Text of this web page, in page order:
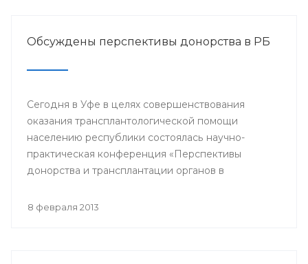
Обсуждены перспективы донорства в РБ
Сегодня в Уфе в целях совершенствования
оказания трансплантологической помощи
населению республики состоялась научно-
практическая конференция «Перспективы
донорства и трансплантации органов в
8 февраля 2013